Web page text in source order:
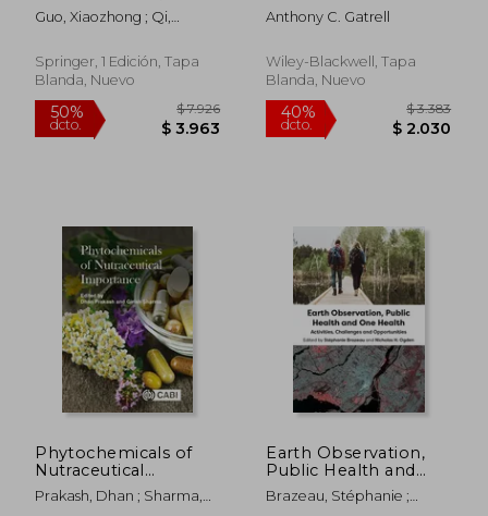
Inglés)
Guo, Xiaozhong ; Qi,
Springer, 1 Edición, Tapa
Blanda, Nuevo
50%
Introduction
Anthony C. Gatrell
Wiley-Blackwell, Tapa
Blanda, Nuevo
40%
Phytochemicals of
Nutraceutical
Importance (en
Inglés)
Prakash, Dhan ; Sharma,
Earth Observation,
Public Health and
One Health: Activities,
Challenges and
Brazeau, Stéphanie ;